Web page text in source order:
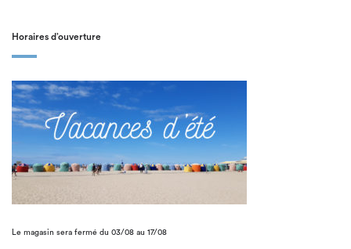
Horaires d’ouverture
Le magasin sera fermé du 03/08 au 17/08